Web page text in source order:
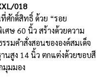
018
ศักดิ์สิทธิ์ ด้วย “รอย
ษ 60 นิ้ว สร้างด้วยความ
รมคำสั่งสอนขององค์สมเด็จ
สูง 14 นิ้ว ตกแต่งด้วยขอบสี
มุมมอง